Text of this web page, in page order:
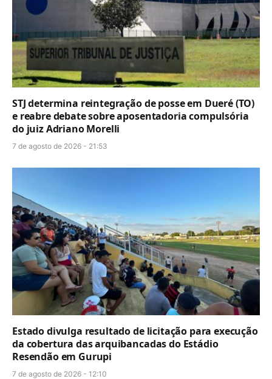
STJ determina reintegração de posse em Dueré (TO)
e reabre debate sobre aposentadoria compulsória
do juiz Adriano Morelli
7 de agosto de 2026 - 21:53
Estado divulga resultado de licitação para execução
da cobertura das arquibancadas do Estádio
Resendão em Gurupi
7 de agosto de 2026 - 12:10